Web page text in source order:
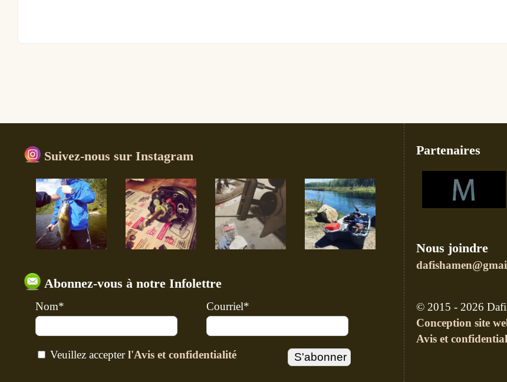
Suivez-nous sur Instagram
Abonnez-vous à notre Infolettre
Nom* Courriel*
Veuillez accepterl'Avis et confidentialité
Partenaires
Nous joindre
© 2015 - 2026
Conception site
Avis et